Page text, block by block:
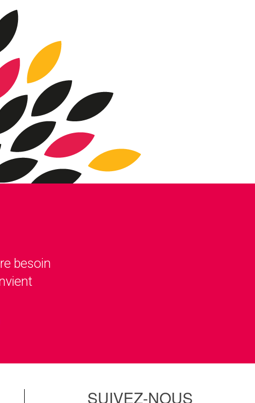
besoin
SUIVEZ-NOUS